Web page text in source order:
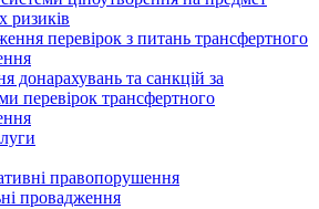
ризиків
перевірок з питань трансфертного
донарахувань та санкцій за
перевірок трансфертного
правопорушення
провадження